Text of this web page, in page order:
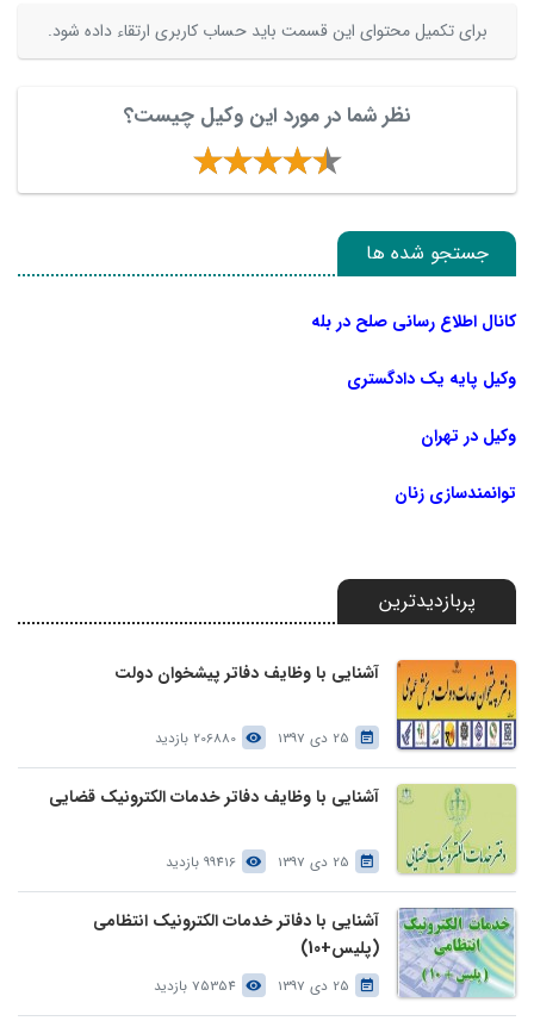
برای تکمیل محتوای این قسمت باید حساب کاربری ارتقاء داده شود.
نظر شما در مورد این وکیل چیست؟
جستجو شده ها
کانال اطلاع رسانی صلح در بله
وکیل پایه یک دادگستری
وکیل در تهران
توانمندسازی زنان
پربازدیدترین
آشنایی با وظایف دفاتر پیشخوان دولت
25 دی 1397 206880 بازدید
آشنایی با وظایف دفاتر خدمات الکترونیک قضایی
25 دی 1397 99416 بازدید
آشنایی با دفاتر خدمات الکترونیک انتظامی
(پلیس+10)
25 دی 1397 75354 بازدید